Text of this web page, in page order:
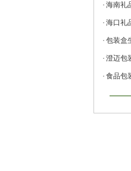
海南礼
海口礼
包装盒
澄迈包
食品包